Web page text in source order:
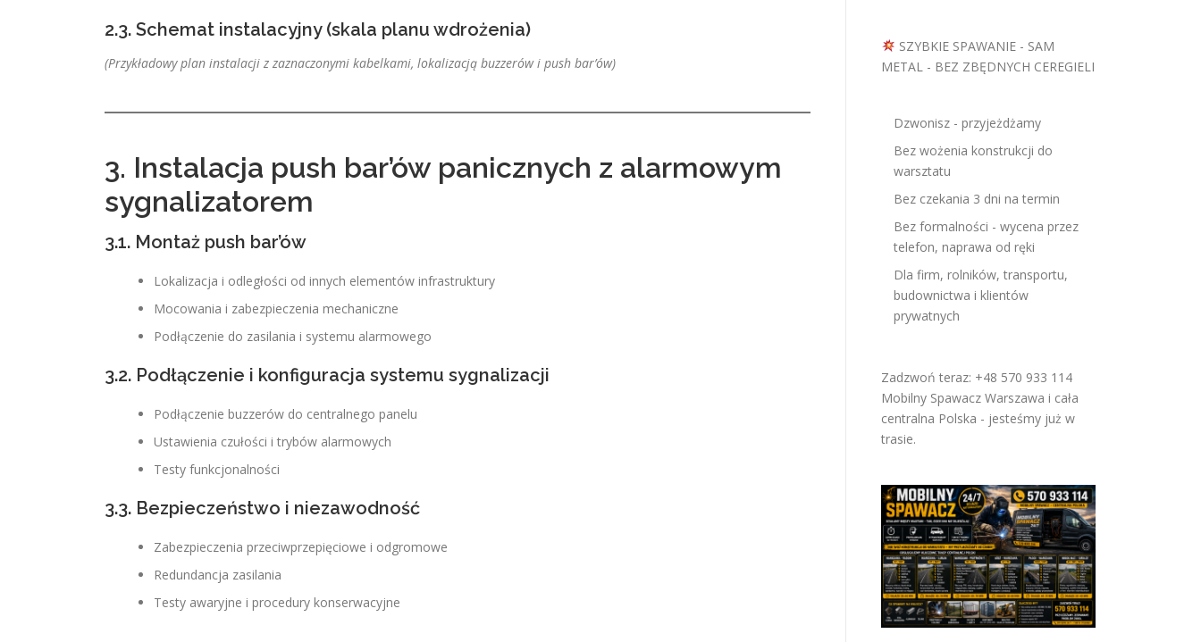
2.3. Schemat instalacyjny (skala planu wdrożenia)
(Przykładowy plan instalacji z zaznaczonymi kabelkami, lokalizacją buzzerów i push bar’ów)
3. Instalacja push bar’ów panicznych z alarmowym
sygnalizatorem
3.1. Montaż push bar’ów
Lokalizacja i odległości od innych elementów infrastruktury
Mocowania i zabezpieczenia mechaniczne
Podłączenie do zasilania i systemu alarmowego
3.2. Podłączenie i konfiguracja systemu sygnalizacji
Podłączenie buzzerów do centralnego panelu
Ustawienia czułości i trybów alarmowych
Testy funkcjonalności
3.3. Bezpieczeństwo i niezawodność
Zabezpieczenia przeciwprzepięciowe i odgromowe
Redundancja zasilania
Testy awaryjne i procedury konserwacyjne
SZYBKIE SPAWANIE - SAM
METAL - BEZ ZBĘDNYCH CEREGIELI
Dzwonisz - przyjeżdżamy
Bez wożenia konstrukcji do
warsztatu
Bez czekania 3 dni na termin
Bez formalności - wycena przez
telefon, naprawa od ręki
Dla firm, rolników, transportu,
budownictwa i klientów
prywatnych
Zadzwoń teraz: +48 570 933 114
Mobilny Spawacz Warszawa i cała
centralna Polska - jesteśmy już w
trasie.